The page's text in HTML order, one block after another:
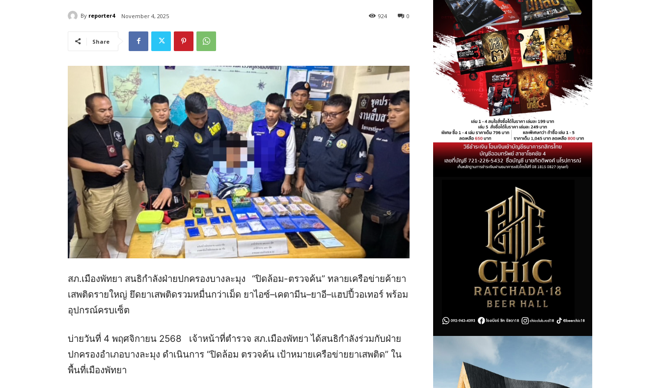
By reporter4 November 4, 2025 0
924
Share
สภ.เมืองพัทยา สนธิกำลังฝ่ายปกครองบางละมุง
“ปิดล้อม-ตรวจค้น” ทลายเครือข่ายค้ายา
เสพติดรายใหญ่ ยึดยาเสพติดรวมหมื่นกว่าเม็ด ยาไอซ์–เคตามีน–ยาอี–แฮปปี้วอเทอร์ พร้อม
อุปกรณ์ครบเซ็ต
บ่ายวันที่ 4 พฤศจิกายน 2568 เจ้าหน้าที่ตำรวจ สภ.เมืองพัทยา ได้สนธิกำลังร่วมกับฝ่าย
ปกครองอำเภอบางละมุง ดำเนินการ “ปิดล้อม ตรวจค้น เป้าหมายเครือข่ายยาเสพติด” ใน
พื้นที่เมืองพัทยา